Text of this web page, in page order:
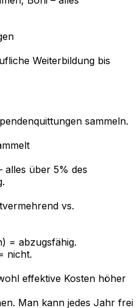
Weiterbildung bis
sammeln.
alles über 5% des
vs.
= abzugsfähig.
nicht.
effektive Kosten höher
Man kann jedes Jahr frei